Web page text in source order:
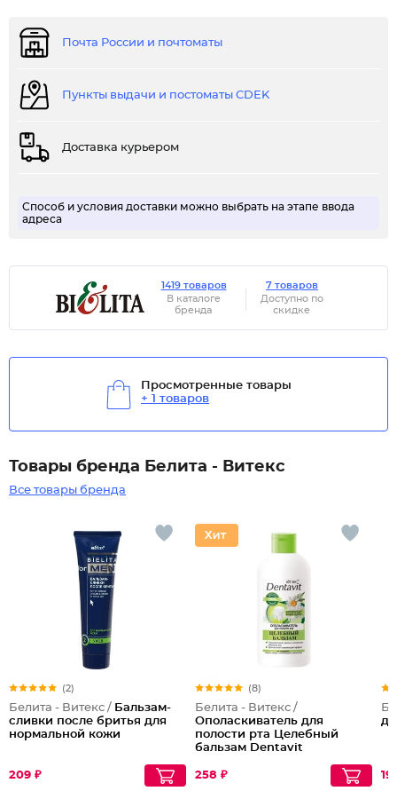
Почта России и почтоматы
Пункты выдачи и постоматы CDEK
Доставка курьером
Способ и условия доставки можно выбрать на этапе ввода
адреса
1419 товаров
В каталоге
бренда
7 товаров
Доступно по
скидке
Просмотренные товары
+ 1 товаров
Товары бренда Белита - Витекс
Все товары бренда
(2)
Белита - Витекс / Бальзам-
сливки после бритья для
нормальной кожи
209 ₽
(8)
Белита - Витекс /
Ополаскиватель для
полости рта Целебный
бальзам Dentavit
258 ₽